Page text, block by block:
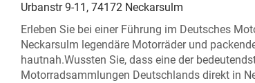
Urbanstr 9-11, 74172 Neckarsulm
Erleben Sie bei einer Führung im Deutsches
Neckarsulm legendäre Motorräder und
hautnah.Wussten Sie, dass eine der
Motorradsammlungen Deutschlands direkt in